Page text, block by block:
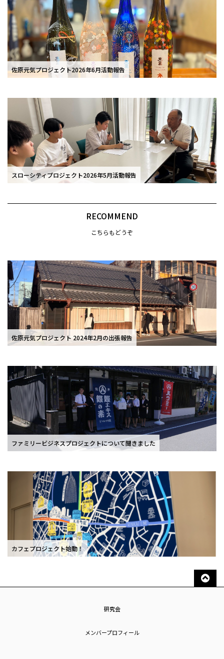
佐原元気プロジェクト2026年6月活動報告
スローシティプロジェクト2026年5月活動報告
RECOMMEND
こちらもどうぞ
佐原元気プロジェクト 2024年2月の出張報告
ファミリービジネスプロジェクトについて聞きました
カフェプロジェクト始動！
研究会
メンバープロフィール